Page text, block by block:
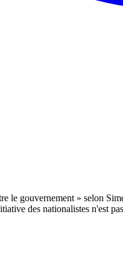
des nationalistes n'est